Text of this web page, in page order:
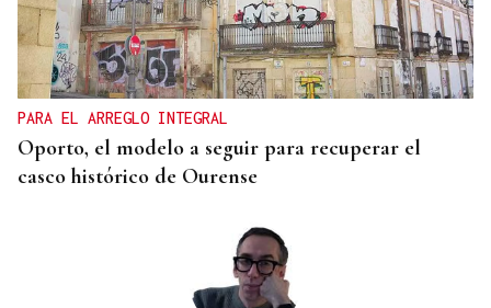
PARA EL ARREGLO INTEGRAL
Oporto, el modelo a seguir para recuperar el
casco histórico de Ourense